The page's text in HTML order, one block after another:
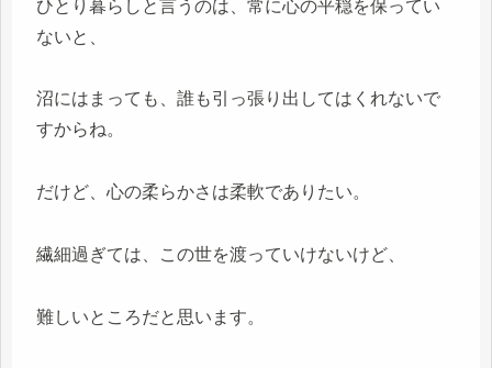
ひとり暮らしと言うのは、常に心の平穏を保ってい
ないと、
沼にはまっても、誰も引っ張り出してはくれないで
すからね。
だけど、心の柔らかさは柔軟でありたい。
繊細過ぎては、この世を渡っていけないけど、
難しいところだと思います。